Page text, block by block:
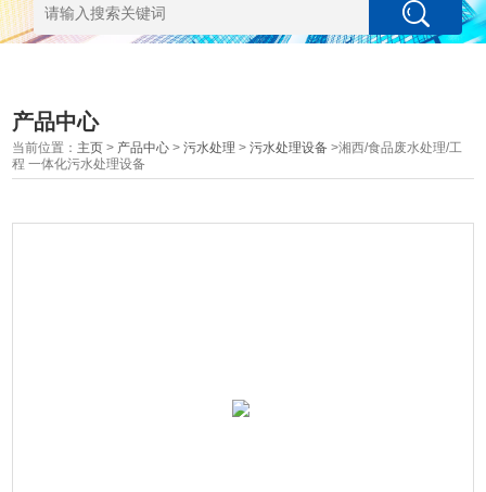
产品中心
当前位置： 主页 > 产品中心 >污水处理 >污水处理设备 >湘西/食品废水处理/工
程 一体化污水处理设备